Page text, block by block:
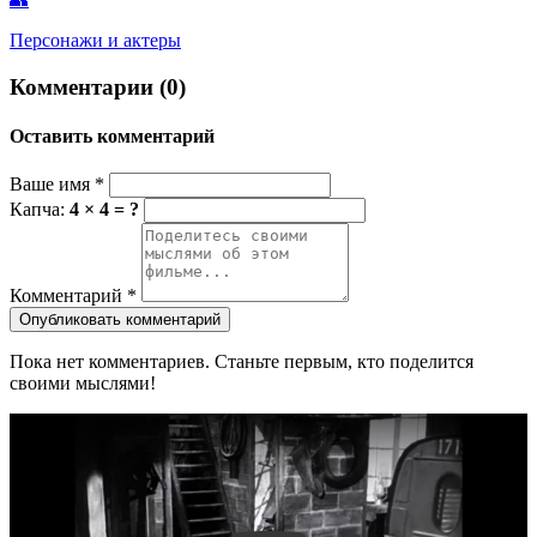
Персонажи и актеры
Комментарии (0)
Оставить комментарий
Ваше имя *
Капча: 4 × 4 = ?
Комментарий *
Опубликовать комментарий
Пока нет комментариев. Станьте первым, кто поделится
своими мыслями!